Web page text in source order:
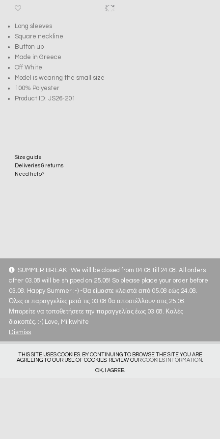
Long sleeves
Square neckline
Button up
Made in Greece
Off White
Model is wearing the small size
100% Polyester
Product ID: JS26-201
Size guide
Deliveries & returns
Need help?
SUMMER BREAK -We will be closed from 04.08 till 24.08. All orders
after 03.08 will be shipped on 25.08! So please place your order before
03.08. Happy Summer :-) -Θα είμαστε κλειστά από 05.08 εώς 24.08.
Όλες οι παραγγελίες μετά τις 03.08 θα αποστέλλουν στις 25.08.
Μπορείτε να τοποθετήσετε την παραγγελίας έως 03.08. Καλές
διακοπές. :-) Love, Milkwhite
Dismiss
THIS SITE USES COOKIES. BY CONTINUING TO BROWSE THE SITE YOU ARE
AGREEING TO OUR USE OF COOKIES. REVIEW OURCOOKIES INFORMATION
OK, I AGREE.